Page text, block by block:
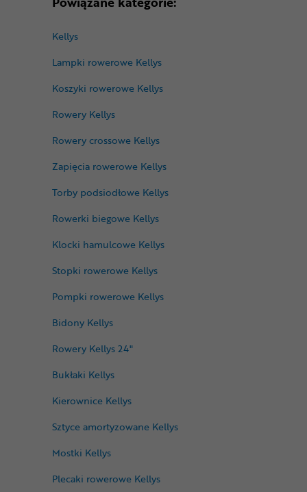
Kellys
Lampki rowerowe Kellys
Koszyki rowerowe Kellys
Rowery Kellys
Rowery crossowe Kellys
Zapięcia rowerowe Kellys
Torby podsiodłowe Kellys
Rowerki biegowe Kellys
Klocki hamulcowe Kellys
Stopki rowerowe Kellys
Pompki rowerowe Kellys
Bidony Kellys
Rowery Kellys 24"
Bukłaki Kellys
Kierownice Kellys
Sztyce amortyzowane Kellys
Mostki Kellys
Plecaki rowerowe Kellys